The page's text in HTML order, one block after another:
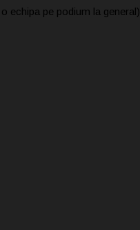
echipa pe podium la general)